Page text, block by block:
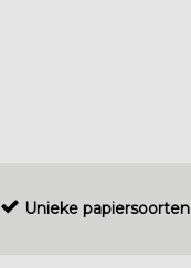
Unieke papiersoorten